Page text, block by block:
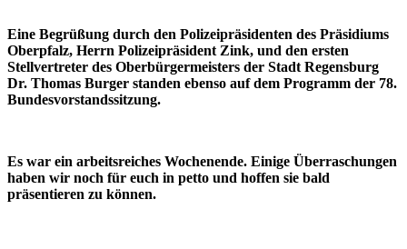
Eine Begrüßung durch den Polizeipräsidenten des Präsidiums
Oberpfalz, Herrn Polizeipräsident Zink, und den ersten
Stellvertreter des Oberbürgermeisters der Stadt Regensburg
Dr. Thomas Burger standen ebenso auf dem Programm der 78.
Bundesvorstandssitzung.
Es war ein arbeitsreiches Wochenende. Einige Überraschungen
haben wir noch für euch in petto und hoffen sie bald
präsentieren zu können.